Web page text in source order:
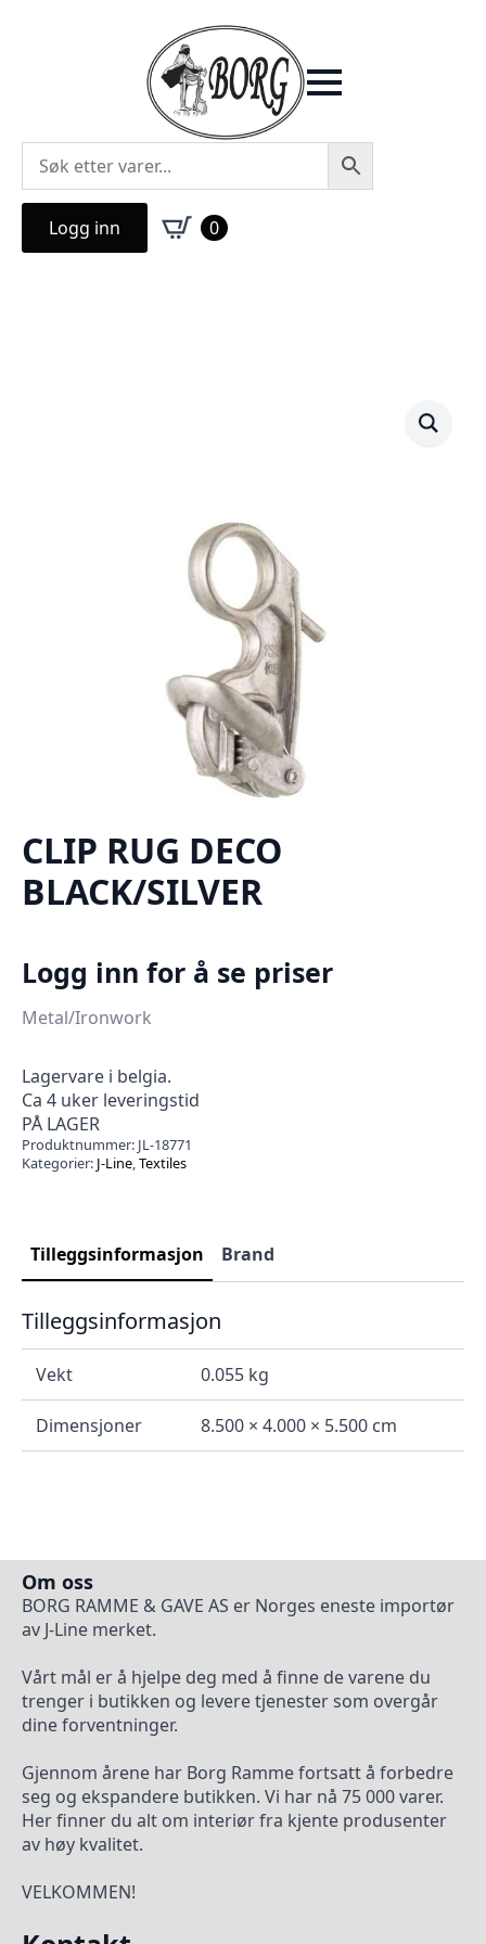
Logg inn 0
CLIP RUG DECO
BLACK/SILVER
Logg inn for å se priser
Metal/Ironwork
Lagervare i belgia.
Ca 4 uker leveringstid
PÅ LAGER
Produktnummer: JL-18771
Kategorier: J-Line,Textiles
Tilleggsinformasjon Brand
Tilleggsinformasjon
Vekt 0.055 kg
Dimensjoner 8.500 × 4.000 × 5.500 cm
Om oss
BORG RAMME & GAVE AS er Norges eneste importør
av J-Line merket.
Vårt mål er å hjelpe deg med å finne de varene du
trenger i butikken og levere tjenester som overgår
dine forventninger.
Gjennom årene har Borg Ramme fortsatt å forbedre
seg og ekspandere butikken. Vi har nå 75 000 varer.
Her finner du alt om interiør fra kjente produsenter
av høy kvalitet.
VELKOMMEN!